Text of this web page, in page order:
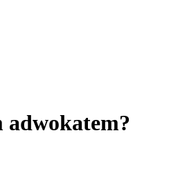
adwokatem?